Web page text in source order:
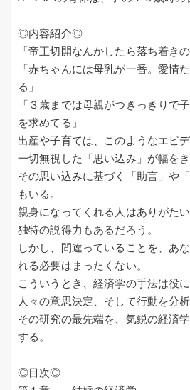
◎内容紹介◎
「帝王切開なんかしたら落ち着き
「赤ちゃんには母乳が一番。愛情
る」
「３歳までは母親がつきっきりで
を求めてる」
出産や子育ては、このようなエビ
一切無視した「思い込み」が幅をき
その思い込みに基づく「助言」や
もいる。
親身になってくれる人はありがたい
独特の説得力もあるだろう。
しかし、間違っていることを、あ
れる必要はまったくない。
こういうとき、経済学の手法は役に
人々の意思決定、そして行動を分
その研究の最先端を、気鋭の経済
する。
◎目次◎